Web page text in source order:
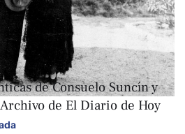
de Consuelo Suncín y
de El Diario de Hoy